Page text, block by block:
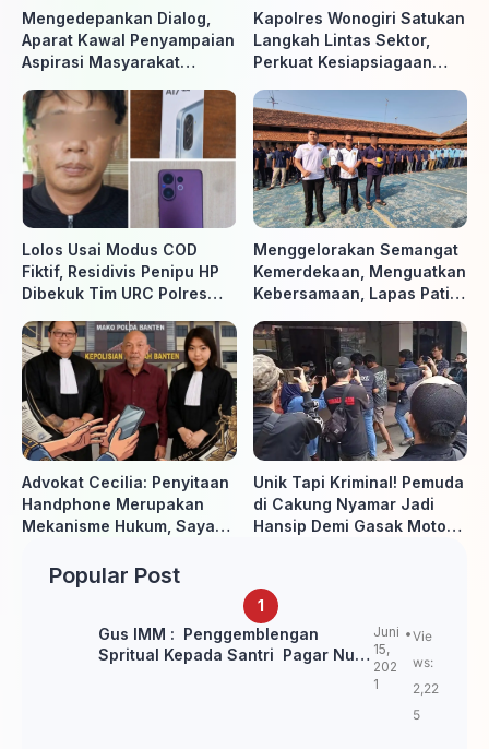
Mengedepankan Dialog,
Aparat Kawal Penyampaian
Aspirasi Masyarakat
Timur
Kapolres Wonogiri Satukan
Langkah Lintas Sektor,
Perkuat Kesiapsiagaan
Lolos Usai Modus COD
Fiktif, Residivis Penipu HP
Dibekuk Tim URC Polres
Menggelorakan Semangat
Kemerdekaan, Menguatkan
Kebersamaan, Lapas Pati
ke-81 RI, Warga Binaan
Antusias Ikuti Berbagai
Perlombaan
Advokat Cecilia: Penyitaan
Handphone Merupakan
Mekanisme Hukum, Saya
Diminta Penyidik dan Tidak
perlu takut
Unik Tapi Kriminal! Pemuda
di Cakung Nyamar Jadi
Hansip Demi Gasak Motor
Popular Post
Gus IMM : Penggemblengan
Spritual Kepada Santri Pagar Nusa
Juni
15,
202
1
Vie
ws:
2,22
5